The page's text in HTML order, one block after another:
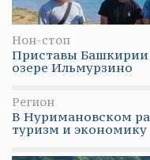
Нон-стоп
Приставы Башкирии
озере Ильмурзино
Регион
В Нуримановском
туризм и экономику